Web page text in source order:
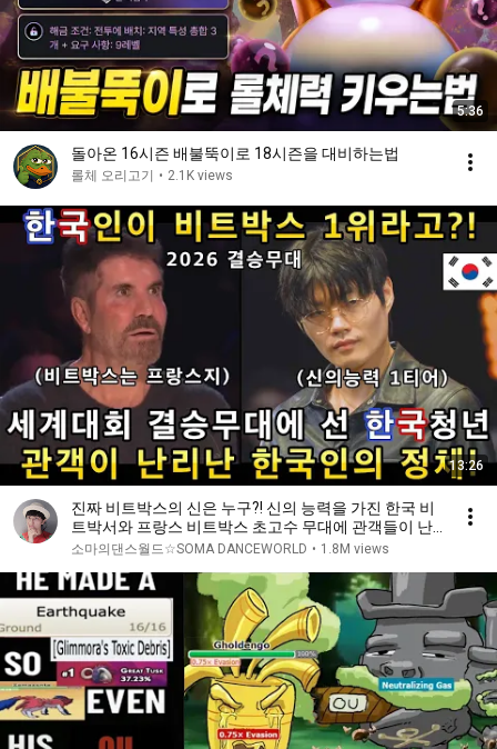
5:36
돌아온 16시즌 배불뚝이로 18시즌을 대비하는법
롤체 오리고기 • 2.1K views
13:26
진짜 비트박스의 신은 누구?! 신의 능력을 가진 한국 비
트박서와 프랑스 비트박스 초고수 무대에 관객들이 난
리난 이유!(해외반응)ㅣ갓탤런트 GOT TALENTㅣ소마
소마의댄스월드☆SOMA DANCEWORLD • 1.8M views